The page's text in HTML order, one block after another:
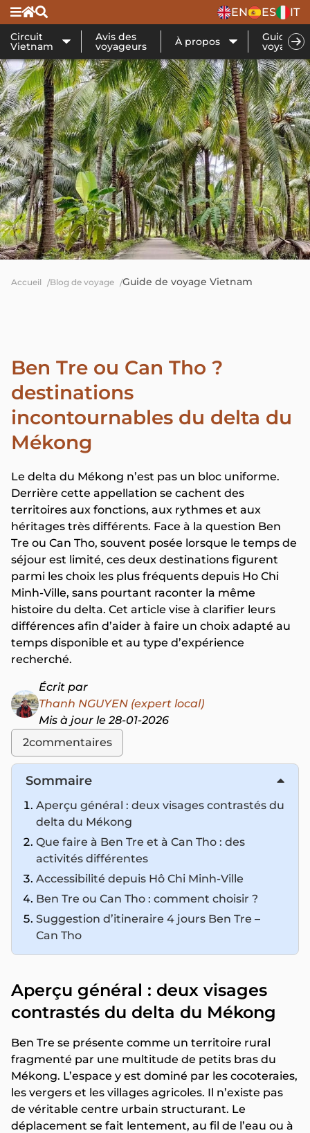
EN ES IT
Circuit
Vietnam
Avis des
voyageurs À propos Guide de
voyage
Accueil Blog de voyage Guide de voyage Vietnam
Ben Tre ou Can Tho ?
destinations
incontournables du delta du
Mékong
Le delta du Mékong n’est pas un bloc uniforme.
Derrière cette appellation se cachent des
territoires aux fonctions, aux rythmes et aux
héritages très différents. Face à la question Ben
Tre ou Can Tho, souvent posée lorsque le temps de
séjour est limité, ces deux destinations figurent
parmi les choix les plus fréquents depuis Ho Chi
Minh-Ville, sans pourtant raconter la même
histoire du delta. Cet article vise à clarifier leurs
différences afin d’aider à faire un choix adapté au
temps disponible et au type d’expérience
recherché.
Écrit par
Thanh NGUYEN (expert local)
Mis à jour le 28-01-2026
2commentaires
Sommaire
Aperçu général : deux visages contrastés du
delta du Mékong
Que faire à Ben Tre et à Can Tho : des
activités différentes
Accessibilité depuis Hô Chi Minh-Ville
Ben Tre ou Can Tho : comment choisir ?
Suggestion d’itineraire 4 jours Ben Tre –
Can Tho
Aperçu général : deux visages
contrastés du delta du Mékong
Ben Tre se présente comme un territoire rural
fragmenté par une multitude de petits bras du
Mékong. L’espace y est dominé par les cocoteraies,
les vergers et les villages agricoles. Il n’existe pas
de véritable centre urbain structurant. Le
déplacement se fait lentement, au fil de l’eau ou à